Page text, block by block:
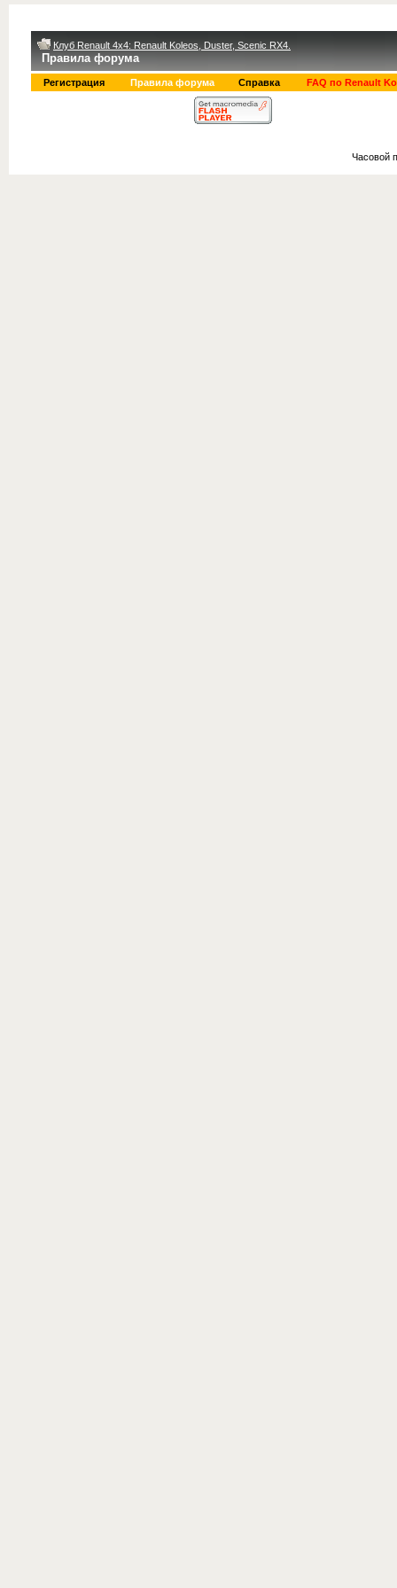
Клуб Renault 4x4: Renault Koleos, Duster, Scenic RX4.
Правила форума
Регистрация Правила форума Справка FAQ по Renault
Часовой